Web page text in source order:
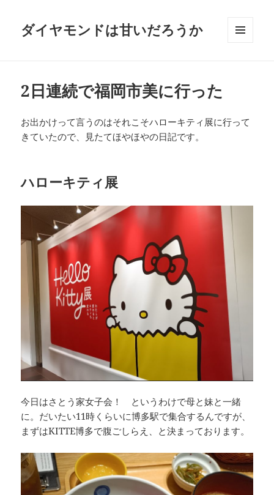
ダイヤモンドは甘いだろうか
2日連続で福岡市美に行った
お出かけって言うのはそれこそハローキティ展に行って
きていたので、見たてほやほやの日記です。
ハローキティ展
今日はさとう家女子会！ というわけで母と妹と一緒
に。だいたい11時くらいに博多駅で集合するんですが、
まずはKITTE博多で腹ごしらえ、と決まっております。